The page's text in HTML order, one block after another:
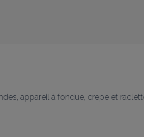
appareil à fondue, crepe et